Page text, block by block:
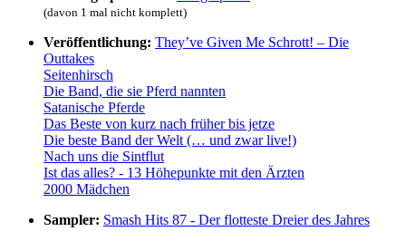
(davon 1 mal nicht komplett)
Veröffentlichung: They’ve Given Me Schrott! – Die
Outtakes
Seitenhirsch
Die Band, die sie Pferd nannten
Satanische Pferde
Das Beste von kurz nach früher bis jetze
Die beste Band der Welt (… und zwar live!)
Nach uns die Sintflut
Ist das alles? - 13 Höhepunkte mit den Ärzten
2000 Mädchen
Sampler: Smash Hits 87 - Der flotteste Dreier des Jahres